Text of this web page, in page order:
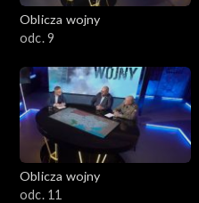
Oblicza wojny
odc. 9
Oblicza wojny
odc. 11